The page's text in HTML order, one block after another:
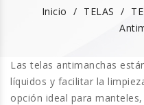
Inicio TELAS
Las telas antimanchas
líquidos y facilitar la
opción ideal para